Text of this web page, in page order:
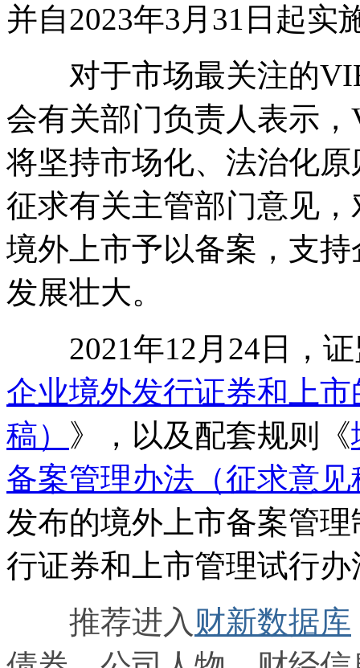
并自2023年3月31日起实
对于市场最关注的VIE
会有关部门负责人表示
将坚持市场化、法治化
征求有关主管部门意见
境外上市予以备案，支
发展壮大。
2021年12月24日，证
企业境外发行证券和上
稿） 》，以及配套规则《
备案管理办法（征求意见
发布的境外上市备案管
行证券和上市管理试行
推荐进入 财新数据库